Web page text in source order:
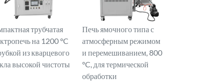
трубчатая
на 1200 °C
из кварцевого
высокой чистоты
Печь ямочного типа с
атмосферным режимом
и перемешиванием, 800
°C, для термической
обработки